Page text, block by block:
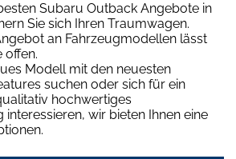
Subaru Outback Angebote in
Sie sich Ihren Traumwagen.
an Fahrzeugmodellen lässt
offen.
Modell mit den neuesten
suchen oder sich für ein
hochwertiges
wir bieten Ihnen eine